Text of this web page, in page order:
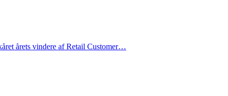
årets vindere af Retail Customer…